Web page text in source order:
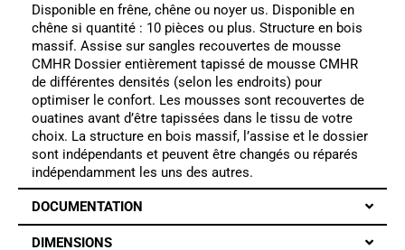
Disponible en frêne, chêne ou noyer us. Disponible en
chêne si quantité : 10 pièces ou plus. Structure en bois
massif. Assise sur sangles recouvertes de mousse
CMHR Dossier entièrement tapissé de mousse CMHR
de différentes densités (selon les endroits) pour
optimiser le confort. Les mousses sont recouvertes de
ouatines avant d’être tapissées dans le tissu de votre
choix. La structure en bois massif, l’assise et le dossier
sont indépendants et peuvent être changés ou réparés
indépendamment les uns des autres.
DOCUMENTATION
DIMENSIONS